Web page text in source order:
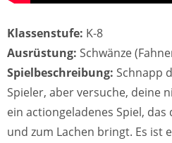
Klassenstufe: K-8
Ausrüstung: Schwänze
Spielbeschreibung: Schnapp
Spieler, aber versuche, deine
ein actiongeladenes Spiel,
und zum Lachen bringt. Es ist